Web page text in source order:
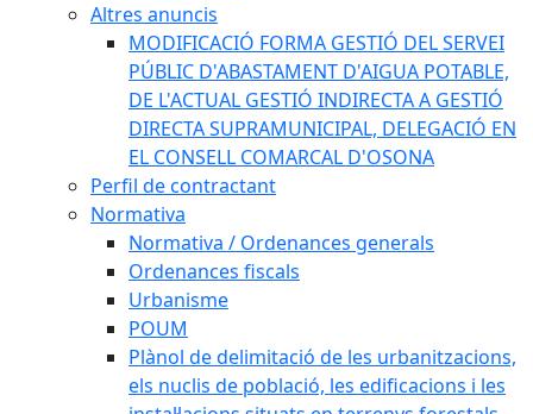
Altres anuncis
MODIFICACIÓ FORMA GESTIÓ DEL SERVEI
PÚBLIC D'ABASTAMENT D'AIGUA POTABLE,
DE L'ACTUAL GESTIÓ INDIRECTA A GESTIÓ
DIRECTA SUPRAMUNICIPAL, DELEGACIÓ EN
EL CONSELL COMARCAL D'OSONA
Perfil de contractant
Normativa
Normativa / Ordenances generals
Ordenances fiscals
Urbanisme
POUM
Plànol de delimitació de les urbanitzacions,
els nuclis de població, les edificacions i les